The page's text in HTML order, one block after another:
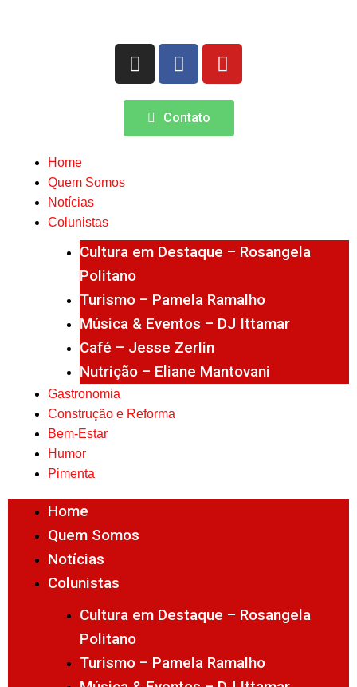
Contato
Home
Quem Somos
Notícias
Colunistas
Cultura em Destaque – Rosangela
Politano
Turismo – Pamela Ramalho
Música & Eventos – DJ Ittamar
Café – Jesse Zerlin
Nutrição – Eliane Mantovani
Gastronomia
Construção e Reforma
Bem-Estar
Humor
Pimenta
Home
Quem Somos
Notícias
Colunistas
Cultura em Destaque – Rosangela
Politano
Turismo – Pamela Ramalho